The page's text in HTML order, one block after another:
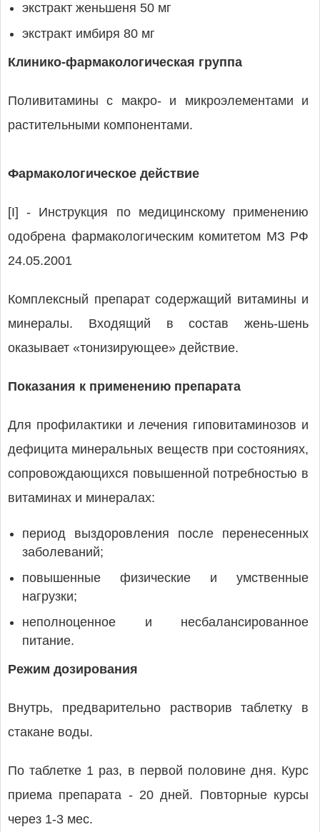
экстракт женьшеня 50 мг
экстракт имбиря 80 мг
Клинико-фармакологическая группа
Поливитамины с макро- и микроэлементами и
растительными компонентами.
Фармакологическое действие
[I] - Инструкция по медицинскому применению
одобрена фармакологическим комитетом МЗ РФ
24.05.2001
Комплексный препарат содержащий витамины и
минералы. Входящий в состав жень-шень
оказывает «тонизирующее» действие.
Показания к применению препарата
Для профилактики и лечения гиповитаминозов и
дефицита минеральных веществ при состояниях,
сопровождающихся повышенной потребностью в
витаминах и минералах:
период выздоровления после перенесенных
заболеваний;
повышенные физические и умственные
нагрузки;
неполноценное и несбалансированное
питание.
Режим дозирования
Внутрь, предварительно растворив таблетку в
стакане воды.
По таблетке 1 раз, в первой половине дня. Курс
приема препарата - 20 дней. Повторные курсы
через 1-3 мес.